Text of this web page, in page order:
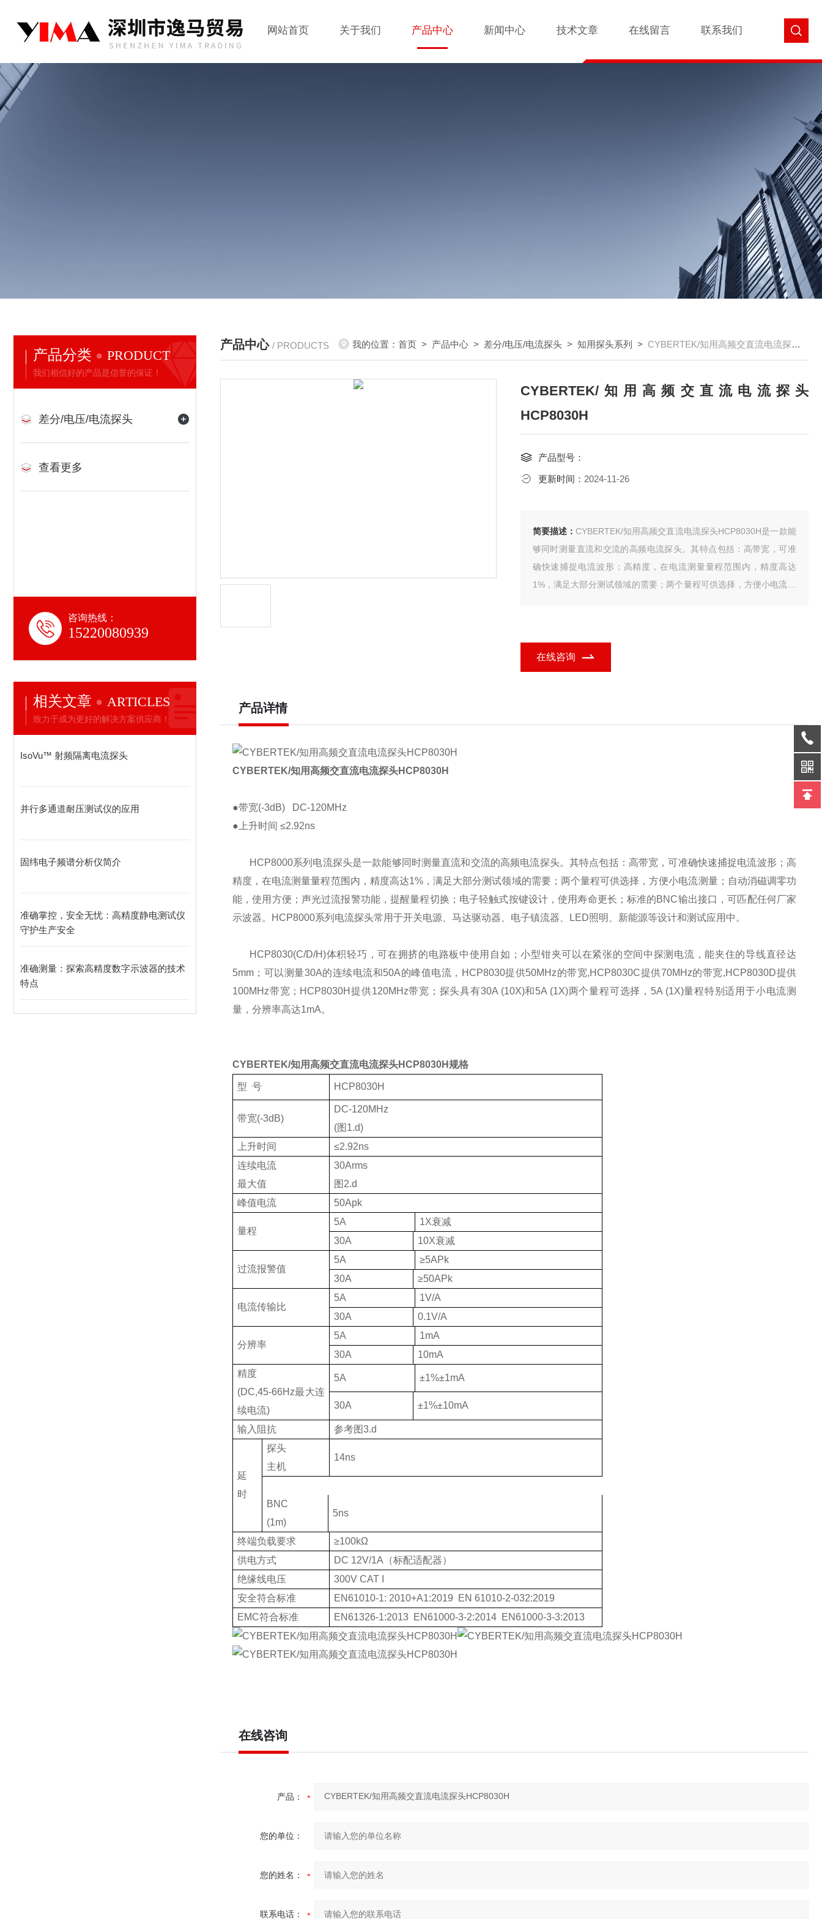
网站首页 关于我们 产品中心 新闻中心 技术文章 在线留言 联系我们
产品分类 PRODUCT
我们相信好的产品是信誉的保证！
差分/电压/电流探头
查看更多
咨询热线：
15220080939
相关文章 ARTICLES
致力于成为更好的解决方案供应商！
IsoVu™ 射频隔离电流探头
并行多通道耐压测试仪的应用
固纬电子频谱分析仪简介
准确掌控，安全无忧：高精度静电测试仪
守护生产安全
准确测量：探索高精度数字示波器的技术
特点
产品中心 / PRODUCTS 我的位置：首页 > 产品中心 > 差分/电压/电流探头 >知用探头系列 > CYBERTEK/知用高频交直流电流探头HCP8030H
CYBERTEK/知用高频交直流电流探头
HCP8030H
产品型号：
更新时间： 2024-11-26
简要描述： CYBERTEK/知用高频交直流电流探头HCP8030H是一款能
够同时测量直流和交流的高频电流探头。其特点包括：高带宽，可准
确快速捕捉电流波形；高精度，在电流测量量程范围内，精度高达
1%，满足大部分测试领域的需要；两个量程可供选择，方便小电流测
在线咨询
产品详情
CYBERTEK/知用高频交直流电流探头HCP8030H
●带宽(-3dB) DC-120MHz
● 上升时间 ≤2.92ns
HCP8000系列电流探头是一款能够同时测量直流和交流的高频电流探头。其特点包括：高带宽，可准确快速捕捉电流波形；高
精度，在电流测量量程范围内，精度高达1%，满足大部分测试领域的需要；两个量程可供选择，方便小电流测量；自动消磁调零功
能，使用方便；声光过流报警功能，提醒量程切换；电子轻触式按键设计，使用寿命更长；标准的BNC输出接口，可匹配任何厂家
示波器。
HCP8000系列电流探头常用于开关电源、马达驱动器、电子镇流器、 LED照明、新能源等设计和测试应用中。
HCP8030(C/D/H)体积轻巧，可在拥挤的电路板中使用自如；小型钳夹可以在紧张的空间中探测电流，能夹住的导线直径达
5mm ；可以测量30A的连续电流和50A的峰值电流， HCP8030提供50MHz的带宽,HCP8030C提供70MHz的带宽,HCP8030D提供
100MHz带宽； HCP8030H 提供120MHz带宽；探头具有30A (10X)和5A (1X)两个量程可选择， 5A (1X)量程特别适用于小电流测
量，分辨率高达1mA。
CYBERTEK/知用高频交直流电流探头HCP8030H规格
型 号 HCP8030H
带宽(-3dB)
DC-120MHz
(图 1.d)
上升时间
≤2.92ns
连续电流
最大值
30Arms
图 2.d
峰值电流
50Apk
量程
5A 1X衰减
30A
10X衰减
过流报警值
5A
≥5APk
30A
≥50APk
电流传输比
5A
1V/A
30A
0.1V/A
分辨率
5A
1mA
30A
10mA
精度
(DC,45-66Hz最大连
续电流)
5A ±1%±1mA
30A ±1%±10mA
输入阻抗 参考图3.d
延
时
探头
主机
14ns
BNC
(1m)
5ns
终端负载要求
≥100kΩ
供电方式
DC 12V/1A （标配适配器）
绝缘线电压
300V CAT I
安全符合标准
EN61010-1: 2010+A1:2019 EN 61010-2-032:2019
EMC符合标准 EN61326-1:2013 EN61000-3-2:2014 EN61000-3-3:2013
在线咨询
产品：
您的单位：
您的姓名：
联系电话：